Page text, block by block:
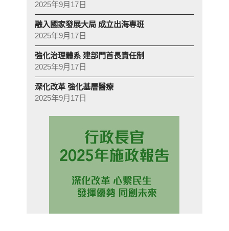
2025年9月17日
融入國家發展大局 成立出海專班
2025年9月17日
強化治理體系 建部門首長責任制
2025年9月17日
深化改革 強化基層醫療
2025年9月17日